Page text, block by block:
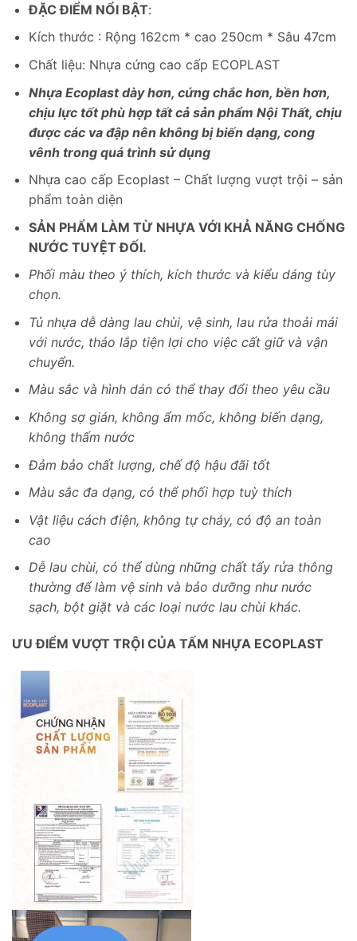
ĐẶC ĐIỂM NỔI BẬT:
Kích thước : Rộng 162cm * cao 250cm * Sâu 47cm
Chất liệu: Nhựa cứng cao cấp ECOPLAST
Nhựa Ecoplast dày hơn, cứng chắc hơn, bền hơn,
chịu lực tốt phù hợp tất cả sản phẩm Nội Thất, chịu
được các va đập nên không bị biến dạng, cong
vênh trong quá trình sử dụng
Nhựa cao cấp Ecoplast – Chất lượng vượt trội – sản
phẩm toàn diện
SẢN PHẨM LÀM TỪ NHỰA VỚI KHẢ NĂNG CHỐNG
NƯỚC TUYỆT ĐỐI.
Phối màu theo ý thích, kích thước và kiểu dáng tùy
chọn.
Tủ nhựa dễ dàng lau chùi, vệ sinh, lau rửa thoải mái
với nước, tháo lắp tiện lợi cho việc cất giữ và vận
chuyển.
Màu sắc và hình dán có thể thay đổi theo yêu cầu
Không sợ gián, không ẩm mốc, không biến dạng,
không thấm nước
Đảm bảo chất lượng, chế độ hậu đãi tốt
Màu sắc đa dạng, có thể phối hợp tuỳ thích
Vật liệu cách điện, không tự cháy, có độ an toàn
cao
Dễ lau chùi, có thể dùng những chất tẩy rửa thông
thường để làm vệ sinh và bảo dưỡng như nước
sạch, bột giặt và các loại nước lau chùi khác.
ƯU ĐIỂM VƯỢT TRỘI CỦA TẤM NHỰA ECOPLAST